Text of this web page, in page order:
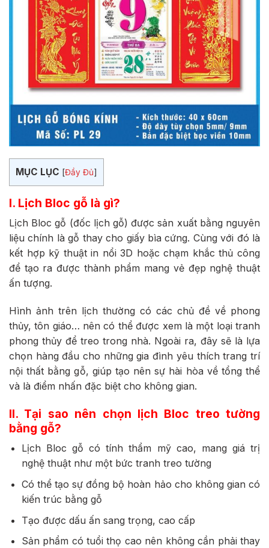
MỤC LỤC [Đầy Đủ]
I. Lịch Bloc gỗ là gì?
Lịch Bloc gỗ (đốc lịch gỗ) được sản xuất bằng nguyên
liệu chính là gỗ thay cho giấy bìa cứng. Cùng với đó là
kết hợp kỹ thuật in nổi 3D hoặc chạm khắc thủ công
để tạo ra được thành phẩm mang vẻ đẹp nghệ thuật
ấn tượng.
Hình ảnh trên lịch thường có các chủ đề về phong
thủy, tôn giáo… nên có thể được xem là một loại tranh
phong thủy để treo trong nhà. Ngoài ra, đây sẽ là lựa
chọn hàng đầu cho những gia đình yêu thích trang trí
nội thất bằng gỗ, giúp tạo nên sự hài hòa về tổng thể
và là điểm nhấn đặc biệt cho không gian.
II. Tại sao nên chọn lịch Bloc treo tường
bằng gỗ?
Lịch Bloc gỗ có tính thẩm mỹ cao, mang giá trị
nghệ thuật như một bức tranh treo tường
Có thể tạo sự đồng bộ hoàn hảo cho không gian có
kiến trúc bằng gỗ
Tạo được dấu ấn sang trọng, cao cấp
Sản phẩm có tuổi thọ cao nên không cần phải thay